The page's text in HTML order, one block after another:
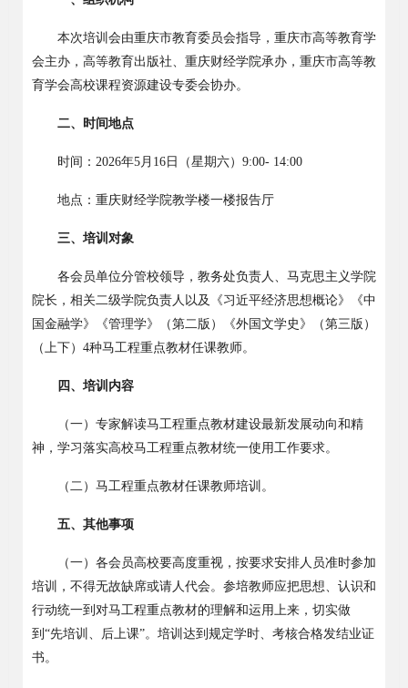
本次培训会由重庆市教育委员会指导，重庆市高等教育学
会主办，高等教育出版社、重庆财经学院承办，重庆市高等教
育学会高校课程资源建设专委会协办。
二、时间地点
时间：2026年5月16日（星期六）9:00- 14:00
地点：重庆财经学院教学楼一楼报告厅
三、培训对象
各会员单位分管校领导，教务处负责人、马克思主义学院
院长，相关二级学院负责人以及《习近平经济思想概论》《中
国金融学》《管理学》（第二版）《外国文学史》（第三版）
（上下）4种马工程重点教材任课教师。
四、培训内容
（一）专家解读马工程重点教材建设最新发展动向和精
神，学习落实高校马工程重点教材统一使用工作要求。
（二）马工程重点教材任课教师培训。
五、其他事项
（一）各会员高校要高度重视，按要求安排人员准时参加
培训，不得无故缺席或请人代会。参培教师应把思想、认识和
行动统一到对马工程重点教材的理解和运用上来，切实做
到“先培训、后上课”。 培训达到规定学时、考核合格发结业证
书。